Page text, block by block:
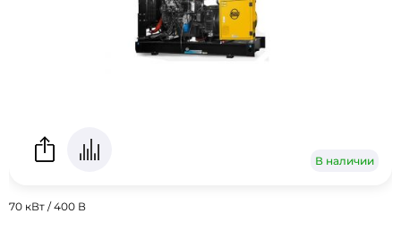
В наличии
70 кВт / 400 В